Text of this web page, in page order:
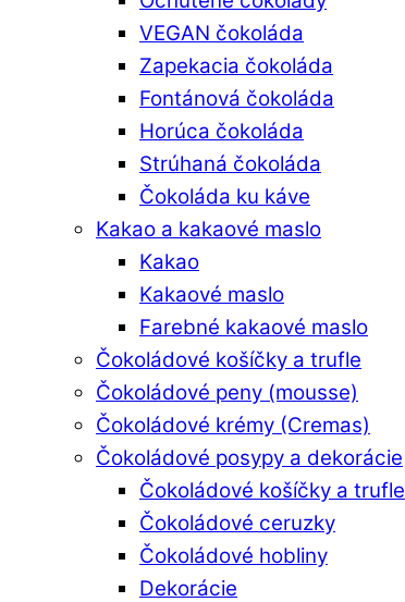
VEGAN čokoláda
Zapekacia čokoláda
Fontánová čokoláda
Horúca čokoláda
Strúhaná čokoláda
Čokoláda ku káve
Kakao a kakaové maslo
Kakao
Kakaové maslo
Farebné kakaové maslo
Čokoládové košíčky a trufle
Čokoládové peny (mousse)
Čokoládové krémy (Cremas)
Čokoládové posypy a dekorácie
Čokoládové košíčky a trufle
Čokoládové ceruzky
Čokoládové hobliny
Dekorácie